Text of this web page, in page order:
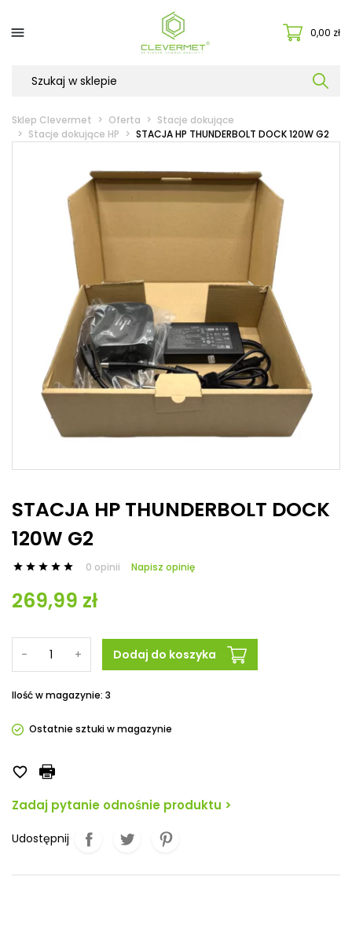
 0,00 zł
Sklep Clevermet Oferta
Stacje dokujące
Stacje dokujące HP
STACJA HP THUNDERBOLT DOCK 120W G2
STACJA HP THUNDERBOLT DOCK
120W G2
     0 opinii Napisz opinię
269,99 zł
- + Dodaj do koszyka
Ilość w magazynie: 3
Ostatnie sztuki w magazynie

Zadaj pytanie odnośnie produktu >
Udostępnij